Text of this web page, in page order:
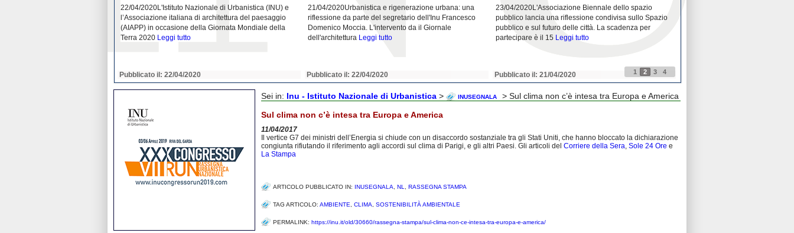
22/04/2020L'Istituto Nazionale di Urbanistica (INU) e
l’Associazione italiana di architettura del paesaggio
(AIAPP) in occasione della Giornata Mondiale della
Terra 2020 Leggi tutto
Pubblicato il: 22/04/2020
21/04/2020Urbanistica e rigenerazione urbana: una
riflessione da parte del segretario dell'Inu Francesco
Domenico Moccia. L'intervento da il Giornale
dell'architettura Leggi tutto
Pubblicato il: 22/04/2020
23/04/2020L'Associazione Biennale dello spazio
pubblico lancia una riflessione condivisa sullo Spazio
pubblico e sul futuro delle città. La scadenza per
partecipare è il 15 Leggi tutto
Pubblicato il: 21/04/2020 1 2 3 4
Sei in: Inu - Istituto Nazionale di Urbanistica > INUSEGNALA
> Sul clima non c’è intesa tra Europa e America
Sul clima non c’è intesa tra Europa e America
11/04/2017
Il vertice G7 dei ministri dell’Energia si chiude con un disaccordo sostanziale tra gli Stati Uniti, che hanno bloccato la dichiarazione
congiunta rifiutando il riferimento agli accordi sul clima di Parigi, e gli altri Paesi. Gli articoli del Corriere della Sera, Sole 24 Ore e
La Stampa
ARTICOLO PUBBLICATO IN: INUSEGNALA NL RASSEGNA STAMPA
TAG ARTICOLO: AMBIENTE CLIMA SOSTENIBILITÀ AMBIENTALE
PERMALINK: https://inu.it/old/30660/rassegna-stampa/sul-clima-non-ce-intesa-tra-europa-e-america/